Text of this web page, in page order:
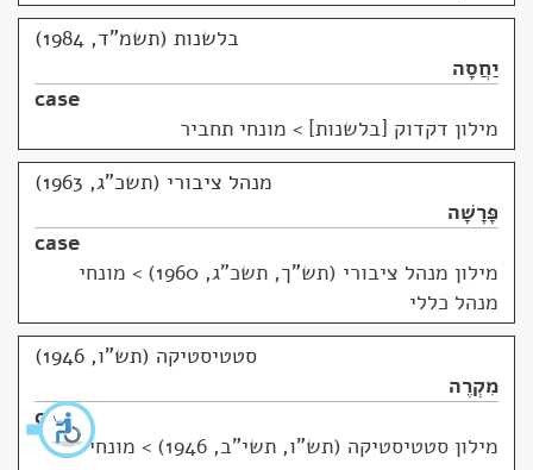
בלשנות (תשמ"ד, 1984)
יַחֲסָה
case
מילון דקדוק [בלשנות] > מונחי תחביר
מנהל ציבורי (תשכ"ג, 1963)
פָּרָשָׁה
case
מילון מנהל ציבורי (תש"ך, תשכ"ג, 1960)
> מונחי
מנהל כללי
סטטיסטיקה (תש"ו, 1946)
מִקְרֶה
case
מילון סטטיסטיקה (תש"ו, תשי"ב, 1946)
> מונחי